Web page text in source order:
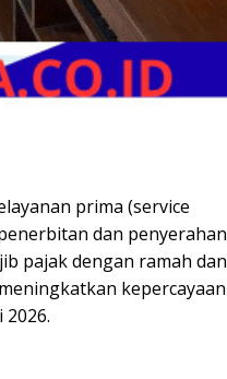
prima (service
dan penyerahan
pajak dengan ramah dan
kepercayaan